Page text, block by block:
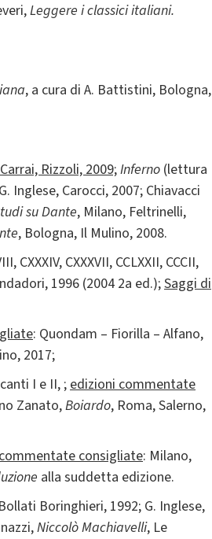
Leggere i classici italiani.
, a cura di A. Battistini, Bologna,
Rizzoli, 2009;Inferno (lettura
Inglese, Carocci, 2007; Chiavacci
su Dante, Milano, Feltrinelli,
, Bologna, Il Mulino, 2008.
CXXXIV, CXXXVII, CCLXXII, CCCII,
1996 (2004 2a ed.);Saggi di
: Quondam – Fiorilla – Alfano,
2017;
I e II, ;edizioni commentate
Zanato,Boiardo, Roma, Salerno,
consigliate: Milano,
alla suddetta edizione.
Boringhieri, 1992; G. Inglese,
Niccolò Machiavelli, Le